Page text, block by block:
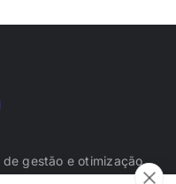
de gestão e otimização